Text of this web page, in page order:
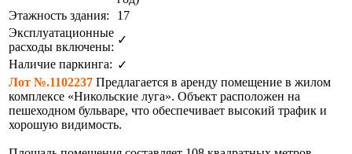
Этажность здания:
17
Эксплуатационные
расходы включены:
✓
Наличие паркинга: ✓
Лот №.1102237 Предлагается в аренду помещение в жилом
комплексе «Никольские луга». Объект расположен на
пешеходном бульваре, что обеспечивает высокий трафик и
хорошую видимость.